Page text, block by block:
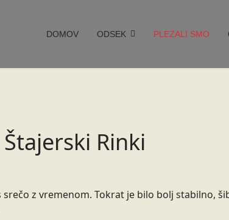
DOMOV ODSEK PLEZALI SMO
Rinki
z vremenom. Tokrat je bilo bolj stabilno,